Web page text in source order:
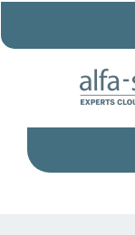
principal